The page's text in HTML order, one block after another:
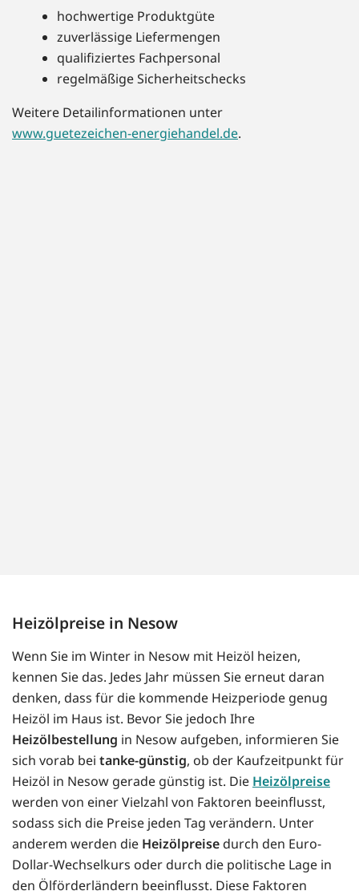
hochwertige Produktgüte
zuverlässige Liefermengen
qualifiziertes Fachpersonal
regelmäßige Sicherheitschecks
Weitere Detailinformationen unter
www.guetezeichen-energiehandel.de.
Heizölpreise in Nesow
Wenn Sie im Winter in Nesow mit Heizöl heizen,
kennen Sie das. Jedes Jahr müssen Sie erneut daran
denken, dass für die kommende Heizperiode genug
Heizöl im Haus ist. Bevor Sie jedoch Ihre
Heizölbestellung in Nesow aufgeben, informieren Sie
sich vorab bei tanke-günstig, ob der Kaufzeitpunkt für
Heizöl in Nesow gerade günstig ist. Die Heizölpreise
werden von einer Vielzahl von Faktoren beeinflusst,
sodass sich die Preise jeden Tag verändern. Unter
anderem werden die Heizölpreise durch den Euro-
Dollar-Wechselkurs oder durch die politische Lage in
den Ölförderländern beeinflusst. Diese Faktoren